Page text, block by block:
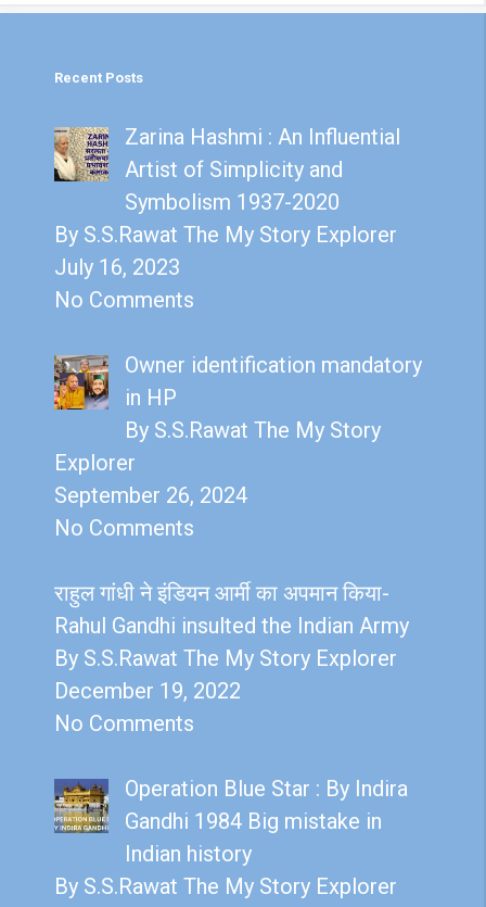
Recent Posts
Zarina Hashmi : An Influential
Artist of Simplicity and
Symbolism 1937-2020
By S.S.Rawat The My Story Explorer
July 16, 2023
No Comments
Owner identification mandatory
in HP
By S.S.Rawat The My Story
Explorer
September 26, 2024
No Comments
राहुल गांधी ने इंडियन आर्मी का अपमान किया-
Rahul Gandhi insulted the Indian Army
By S.S.Rawat The My Story Explorer
December 19, 2022
No Comments
Operation Blue Star : By Indira
Gandhi 1984 Big mistake in
Indian history
By S.S.Rawat The My Story Explorer